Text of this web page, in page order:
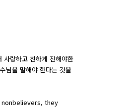
사랑하고 친하게 진해야한
님을 말해야 한다는 것을
they